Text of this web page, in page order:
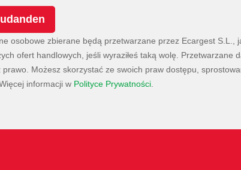
osobowe zbierane będą przetwarzane przez Ecargest
ofert handlowych, jeśli wyraziłeś taką wolę.
Możesz skorzystać ze swoich praw dostępu,
Więcej informacji w Polityce Prywatności